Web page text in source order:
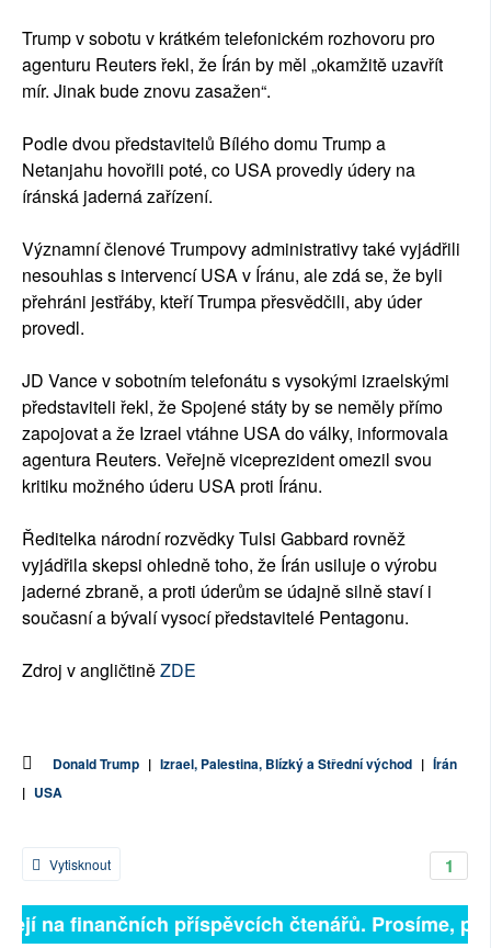
Trump v sobotu v krátkém telefonickém rozhovoru pro
agenturu Reuters řekl, že Írán by měl „okamžitě uzavřít
mír. Jinak bude znovu zasažen“.
Podle dvou představitelů Bílého domu Trump a
Netanjahu hovořili poté, co USA provedly údery na
íránská jaderná zařízení.
Významní členové Trumpovy administrativy také vyjádřili
nesouhlas s intervencí USA v Íránu, ale zdá se, že byli
přehráni jestřáby, kteří Trumpa přesvědčili, aby úder
provedl.
JD Vance v sobotním telefonátu s vysokými izraelskými
představiteli řekl, že Spojené státy by se neměly přímo
zapojovat a že Izrael vtáhne USA do války, informovala
agentura Reuters. Veřejně viceprezident omezil svou
kritiku možného úderu USA proti Íránu.
Ředitelka národní rozvědky Tulsi Gabbard rovněž
vyjádřila skepsi ohledně toho, že Írán usiluje o výrobu
jaderné zbraně, a proti úderům se údajně silně staví i
současní a bývalí vysocí představitelé Pentagonu.
Zdroj v angličtiněZDE
Donald Trump | Izrael, Palestina, Blízký a Střední východ | Írán
| USA
1
Vytisknout
na finančních příspěvcích čtenářů. Prosíme,